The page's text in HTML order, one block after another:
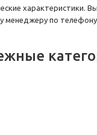
характеристики.
менеджеру по телефону